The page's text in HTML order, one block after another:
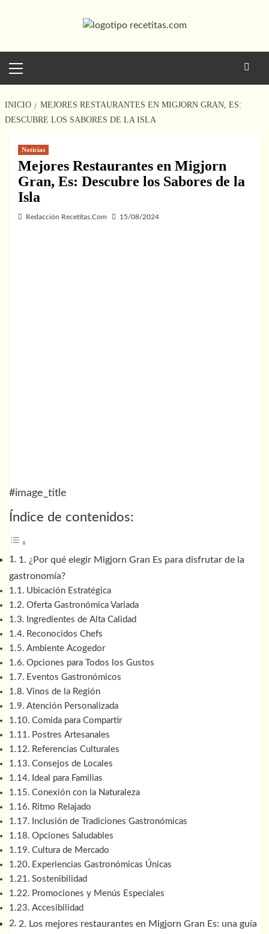
principal
INICIO
MEJORES RESTAURANTES EN MIGJORN GRAN, ES:
DESCUBRE LOS SABORES DE LA ISLA
Noticias
Mejores Restaurantes en Migjorn
Gran, Es: Descubre los Sabores de la
Isla
Redacción Recetitas.Com 15/08/2024
#image_title
Índice de contenidos:
1. ¿Por qué elegir Migjorn Gran Es para disfrutar de la
gastronomía?
Ubicación Estratégica
Oferta Gastronómica Variada
Ingredientes de Alta Calidad
Reconocidos Chefs
Ambiente Acogedor
Opciones para Todos los Gustos
Eventos Gastronómicos
Vinos de la Región
Atención Personalizada
Comida para Compartir
Postres Artesanales
Referencias Culturales
Consejos de Locales
Ideal para Familias
Conexión con la Naturaleza
Ritmo Relajado
Inclusión de Tradiciones Gastronómicas
Opciones Saludables
Cultura de Mercado
Experiencias Gastronómicas Únicas
Sostenibilidad
Promociones y Menús Especiales
Accesibilidad
2. Los mejores restaurantes en Migjorn Gran Es: una guía